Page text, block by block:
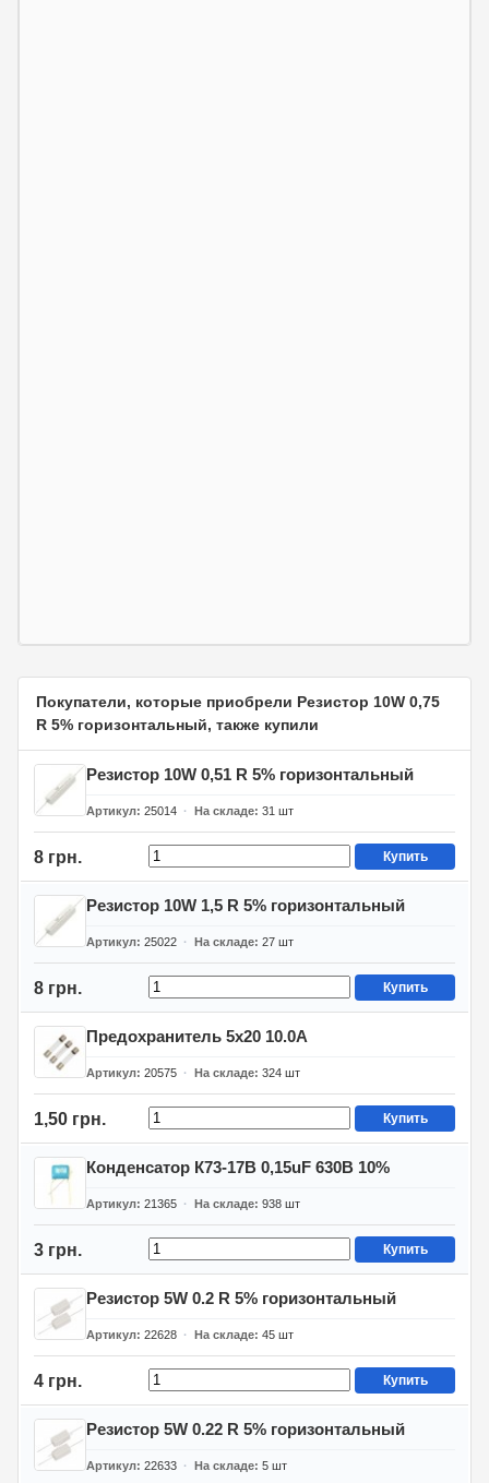
Покупатели, которые приобрели Резистор 10W 0,75
R 5% горизонтальный, также купили
Резистор 10W 0,51 R 5% горизонтальный
Артикул 25014 На складе 31 шт
8 грн. Купить
Резистор 10W 1,5 R 5% горизонтальный
Артикул 25022 На складе 27 шт
8 грн. Купить
Предохранитель 5х20 10.0А
Артикул 20575 На складе 324 шт
1,50 грн. Купить
Конденсатор К73-17В 0,15uF 630В 10%
Артикул 21365 На складе 938 шт
3 грн. Купить
Резистор 5W 0.2 R 5% горизонтальный
Артикул 22628 На складе 45 шт
4 грн. Купить
Резистор 5W 0.22 R 5% горизонтальный
Артикул 22633 На складе 5 шт